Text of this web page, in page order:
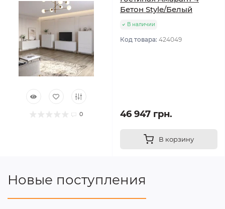
0
Бетон Style/Белый
В наличии
Код товара: 424049
46 947 грн.
В корзину
Новые поступления